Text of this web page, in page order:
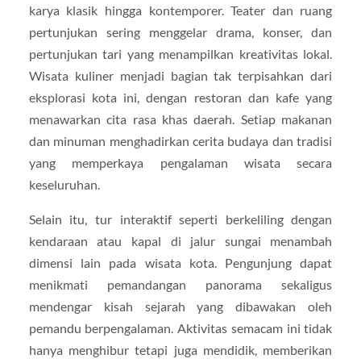
karya klasik hingga kontemporer. Teater dan ruang
pertunjukan sering menggelar drama, konser, dan
pertunjukan tari yang menampilkan kreativitas lokal.
Wisata kuliner menjadi bagian tak terpisahkan dari
eksplorasi kota ini, dengan restoran dan kafe yang
menawarkan cita rasa khas daerah. Setiap makanan
dan minuman menghadirkan cerita budaya dan tradisi
yang memperkaya pengalaman wisata secara
keseluruhan.
Selain itu, tur interaktif seperti berkeliling dengan
kendaraan atau kapal di jalur sungai menambah
dimensi lain pada wisata kota. Pengunjung dapat
menikmati pemandangan panorama sekaligus
mendengar kisah sejarah yang dibawakan oleh
pemandu berpengalaman. Aktivitas semacam ini tidak
hanya menghibur tetapi juga mendidik, memberikan